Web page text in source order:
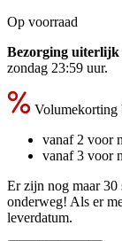
Op voorraad
Bezorging uiterlijk
zondag 23:59 uur.
Volumekorting
vanaf 2 voor
vanaf 3 voor
Er zijn nog maar
onderweg! Als er
leverdatum.